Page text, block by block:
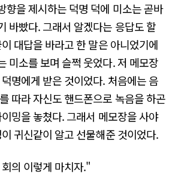
향을 제시하는 덕명 덕에 미소는 곧바
바빴다. 그래서 알겠다는 응답도 할
대답을 바라고 한 말은 아니었기에
미소를 보며 슬쩍 웃었다. 저 메모장
명에게 받은 것이었다. 처음에는 음
따라 자신도 핸드폰으로 녹음을 하곤
밍을 놓쳤다. 그래서 메모장을 사야
귀신같이 알고 선물해준 것이었다.
의 이렇게 마치자."